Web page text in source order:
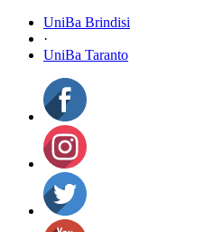
UniBa Brindisi
·
UniBa Taranto